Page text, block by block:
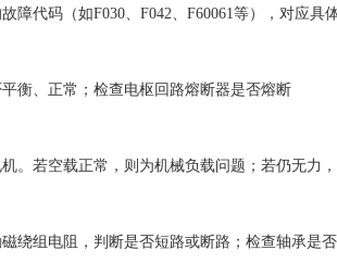
障代码（如F030、F042、F60061等），对应具
衡、正常；检查电枢回路熔断器是否熔断
。若空载正常，则为机械负载问题；若仍无力
绕组电阻，判断是否短路或断路；检查轴承是